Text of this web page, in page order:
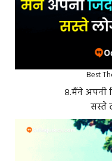
Best
८.मैंने अपनी
सस्ते